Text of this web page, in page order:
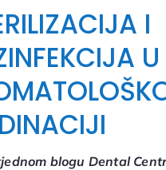
I
U
blogu Dental